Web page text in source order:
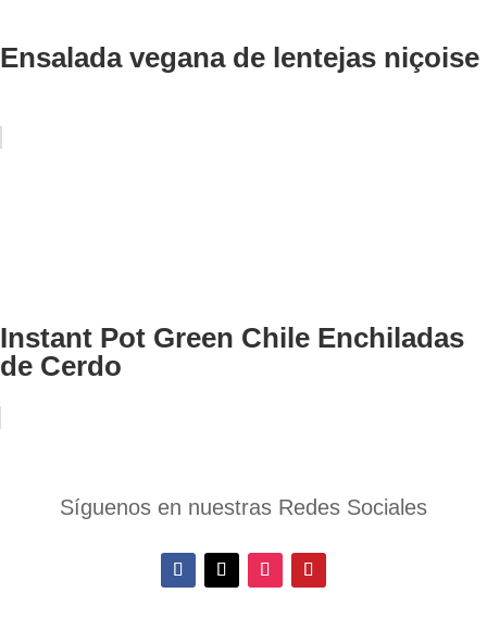
Ensalada vegana de lentejas niçoise
Instant Pot Green Chile Enchiladas
de Cerdo
Síguenos en nuestras Redes Sociales